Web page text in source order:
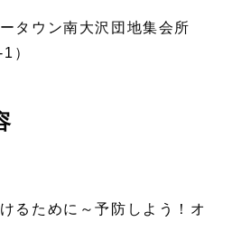
タウン南大沢団地集会所
）
るために～予防しよう！オ